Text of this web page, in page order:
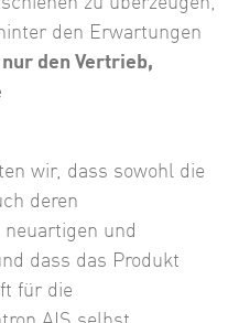
den Erwartungen
den Vertrieb,
wir, dass sowohl die
deren
und
dass das Produkt
für die